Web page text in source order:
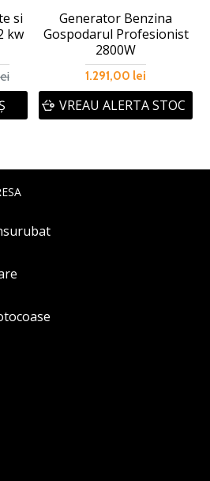
si
kw
Generator Benzina
Gospodarul Profesionist
2800W
1.291,00 lei
VREAU ALERTA STOC